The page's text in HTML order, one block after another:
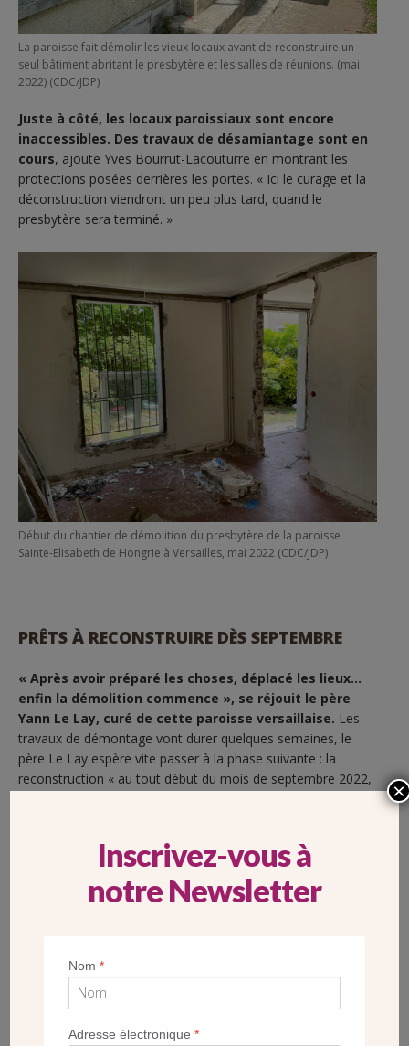
La paroisse fait démolir les vieux locaux avant de reconstruire un
seul bâtiment abritant le presbytère et les salles de réunions. (mai
2022) (CDC/JDP)
Juste à côté, les locaux paroissiaux sont encore
inaccessibles. Des travaux de désamiantage sont en
cours, ajoute Yves Bourrut-Lacouturre en montrant les
protections posées derrières les portes. « Ici le curage et la
déconstruction viendront un peu plus tard, quand le
presbytère sera terminé. »
Début du chantier de démolition du presbytère de la paroisse
Sainte-Elisabeth de Hongrie à Versailles, mai 2022 (CDC/JDP)
PRÊTS À RECONSTRUIRE DÈS SEPTEMBRE
« Après avoir préparé les choses, déplacé les lieux…
enfin la démolition commence », se réjouit le père
Yann Le Lay, curé de cette paroisse versaillaise. Les
travaux de démontage vont durer quelques semaines, le
père Le Lay espère vite passer à la phase suivante : la
reconstruction « au tout début du mois de septembre 2022,
Inscrivez-vous à
notre Newsletter
Nom*
Adresse électronique*
×